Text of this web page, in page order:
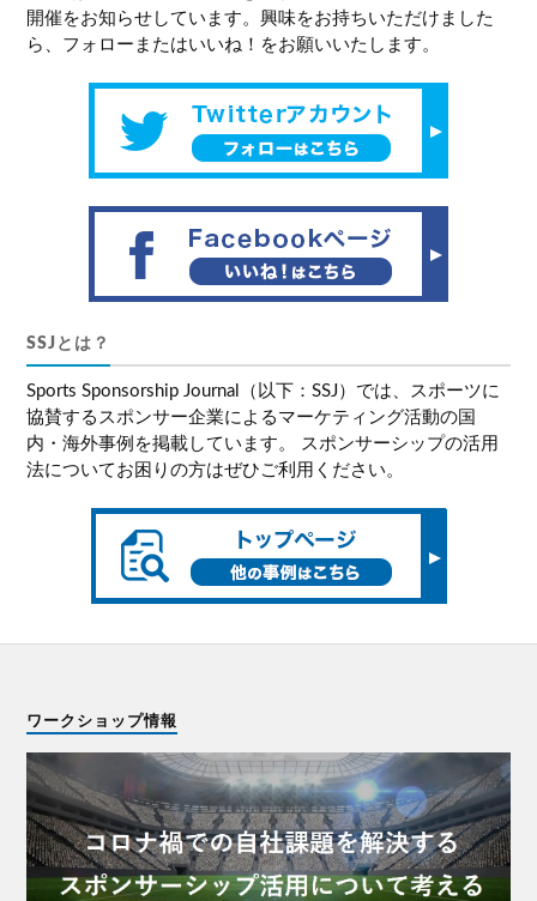
開催をお知らせしています。興味をお持ちいただけました
ら、フォローまたはいいね！をお願いいたします。
SSJとは？
Sports Sponsorship Journal（以下：SSJ）では、スポーツに
協賛するスポンサー企業によるマーケティング活動の国
内・海外事例を掲載しています。 スポンサーシップの活用
法についてお困りの方はぜひご利用ください。
ワークショップ情報